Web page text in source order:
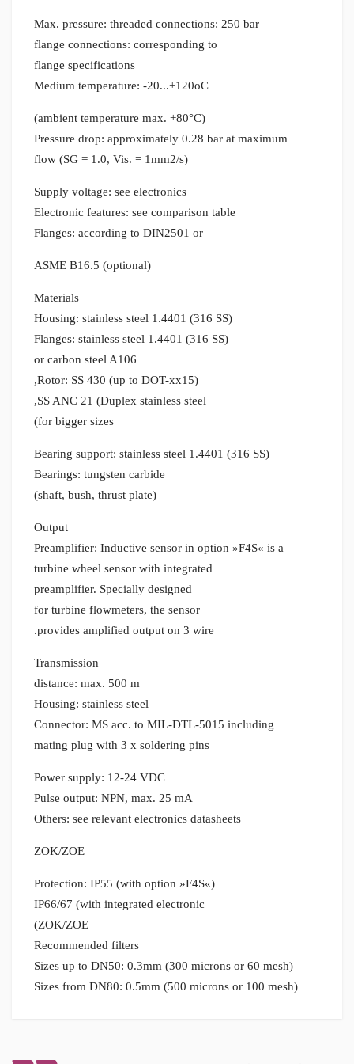
Max. pressure: threaded connections: 250 bar
flange connections: corresponding to
flange specifications
Medium temperature: -20...+120oC
(ambient temperature max. +80°C)
Pressure drop: approximately 0.28 bar at maximum
flow (SG = 1.0, Vis. = 1mm2/s)
Supply voltage: see electronics
Electronic features: see comparison table
Flanges: according to DIN2501 or
ASME B16.5 (optional)
Materials
Housing: stainless steel 1.4401 (316 SS)
Flanges: stainless steel 1.4401 (316 SS)
or carbon steel A106
Rotor: SS 430 (up to DOT-xx15),
SS ANC 21 (Duplex stainless steel,
for bigger sizes)
Bearing support: stainless steel 1.4401 (316 SS)
Bearings: tungsten carbide
(shaft, bush, thrust plate)
Output
Preamplifier: Inductive sensor in option »F4S« is a
turbine wheel sensor with integrated
preamplifier. Specially designed
for turbine flowmeters, the sensor
provides amplified output on 3 wire.
Transmission
distance: max. 500 m
Housing: stainless steel
Connector: MS acc. to MIL-DTL-5015 including
mating plug with 3 x soldering pins
Power supply: 12-24 VDC
Pulse output: NPN, max. 25 mA
Others: see relevant electronics datasheets
ZOK/ZOE
Protection: IP55 (with option »F4S«)
IP66/67 (with integrated electronic
ZOK/ZOE)
Recommended filters
Sizes up to DN50: 0.3mm (300 microns or 60 mesh)
Sizes from DN80: 0.5mm (500 microns or 100 mesh)